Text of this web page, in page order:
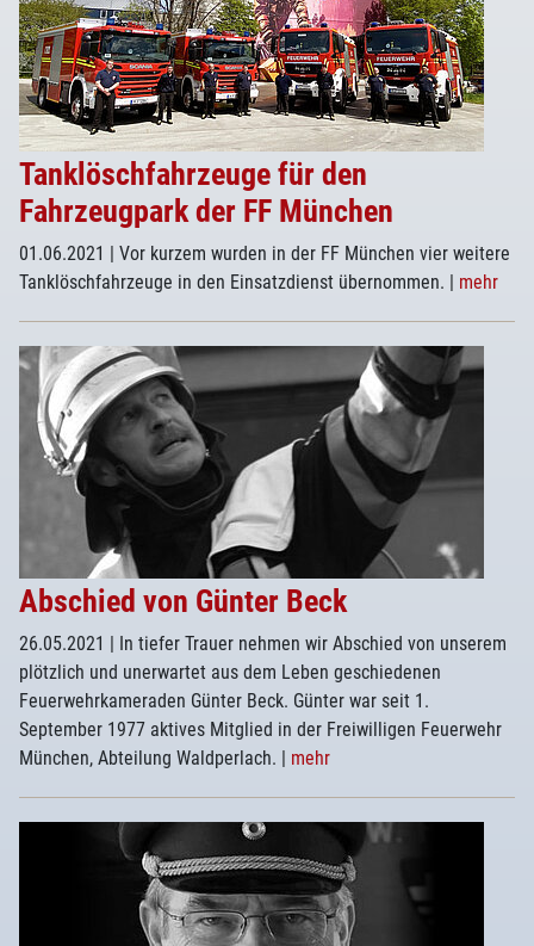
Tanklöschfahrzeuge für den
Fahrzeugpark der FF München
01.06.2021 | Vor kurzem wurden in der FF München vier weitere
Tanklöschfahrzeuge in den Einsatzdienst übernommen. | mehr
Abschied von Günter Beck
26.05.2021 | In tiefer Trauer nehmen wir Abschied von unserem
plötzlich und unerwartet aus dem Leben geschiedenen
Feuerwehrkameraden Günter Beck. Günter war seit 1.
September 1977 aktives Mitglied in der Freiwilligen Feuerwehr
München, Abteilung Waldperlach. | mehr